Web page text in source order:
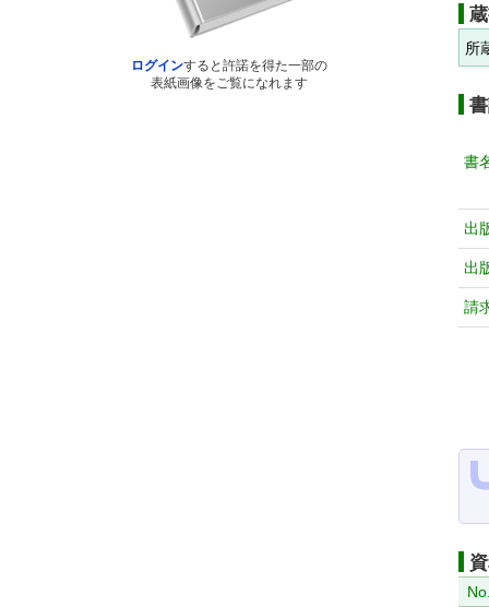
ログインすると許諾を得た一部の
表紙画像をご覧になれます
所
書
出
出
請